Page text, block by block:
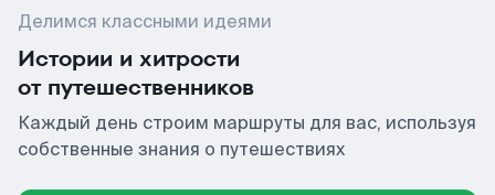
Делимся классными идеями
Истории и хитрости
от путешественников
Каждый день строим маршруты для вас, используя
собственные знания о путешествиях